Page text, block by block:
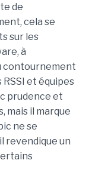
de
cela se
sur les
à
contournement
et équipes
prudence et
mais il marque
ne se
revendique un